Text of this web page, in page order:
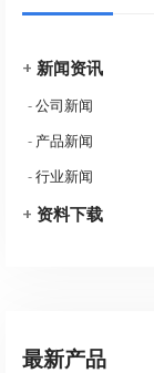
+ 新闻资讯
-公司新闻
- 产品新闻
-行业新闻
+ 资料下载
最新产品